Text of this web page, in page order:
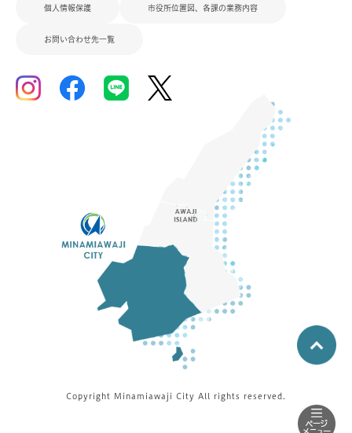
個人情報保護 市役所位置図、各課の業務内容
お問い合わせ先一覧
Copyright Minamiawaji City All rights reserved.